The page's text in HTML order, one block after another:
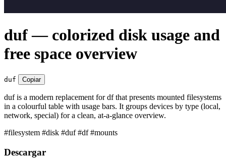
duf — colorized disk usage and
free space overview
duf Copiar
duf is a modern replacement for df that presents mounted filesystems
in a colourful table with usage bars. It groups devices by type (local,
network, special) for a clean, at-a-glance overview.
#filesystem #disk #duf#df#mounts
Descargar